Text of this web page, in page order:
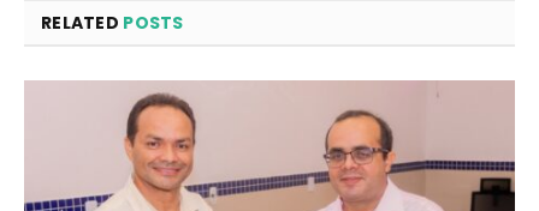
RELATED POSTS